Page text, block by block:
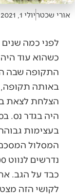
אורי שכטריולי 1, 2021
לפני כמה
כשהוא עוד
התקופה שבה
באותה תקופה,
הצלחת לצאת
היה בגדר נס.
בעצימות
המסלול
כבד על הגב.
לקושי הזה